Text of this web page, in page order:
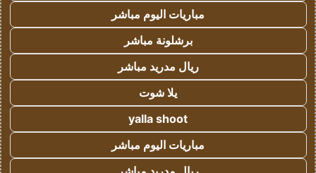
مباريات اليوم مباشر
برشلونة مباشر
ريال مدريد مباشر
يلا شوت
yalla shoot
مباريات اليوم مباشر